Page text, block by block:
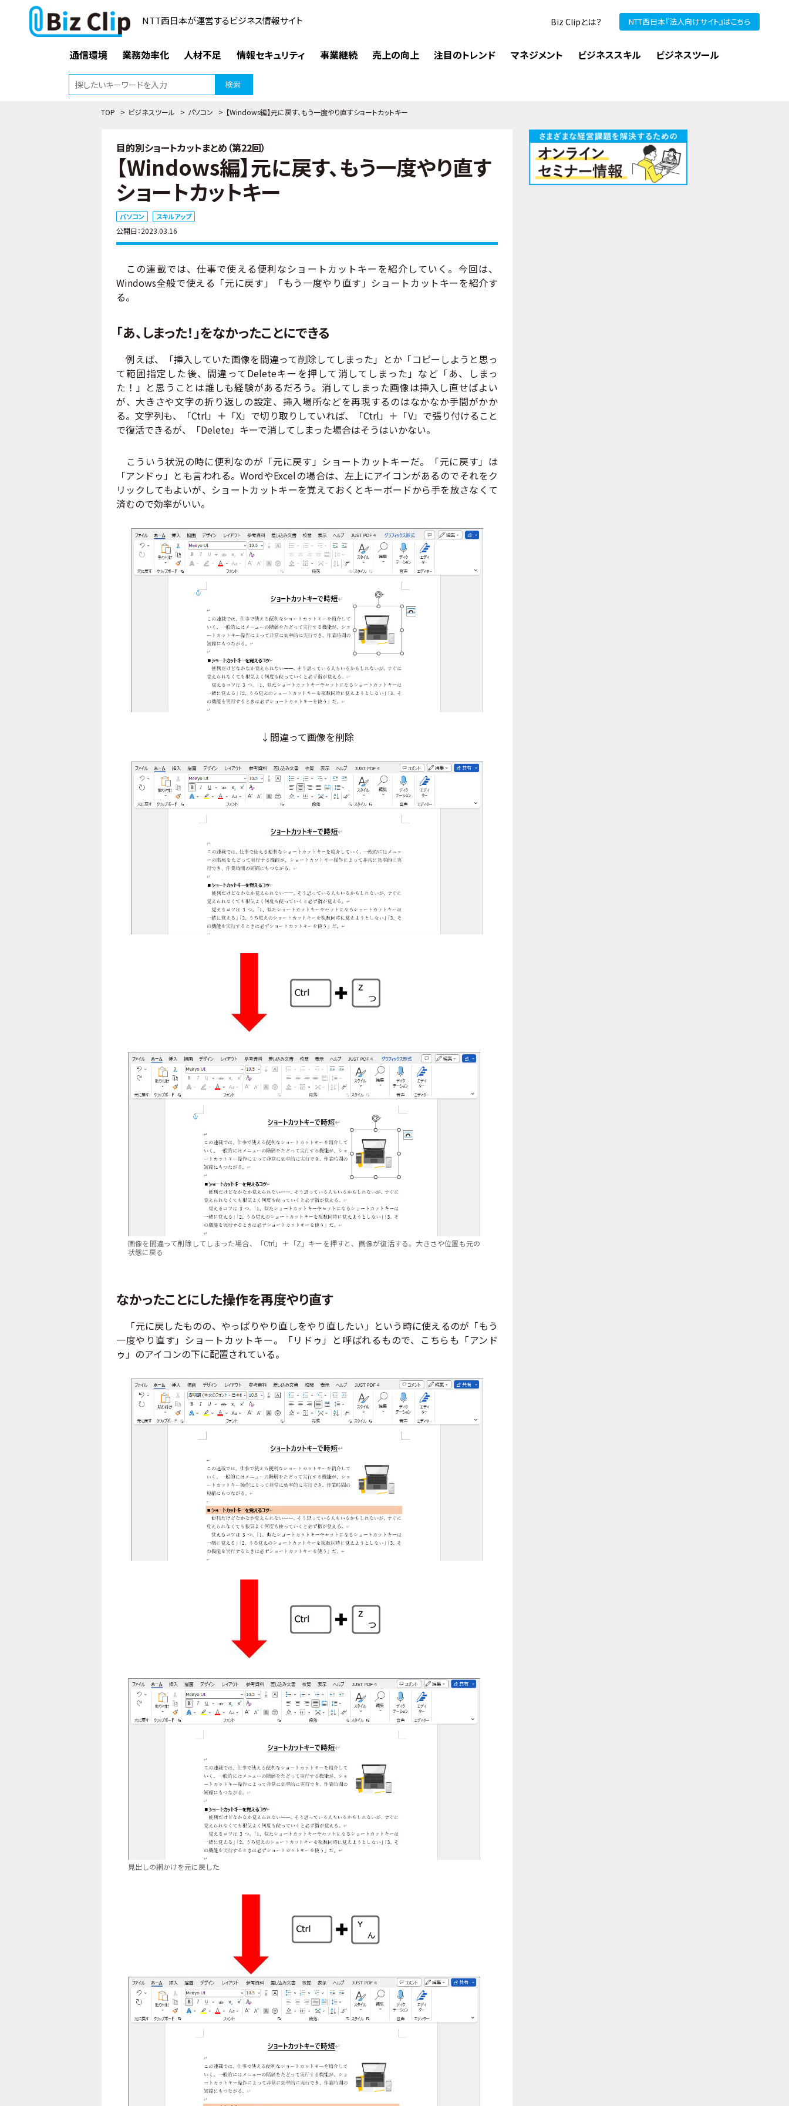
NTT西日本が運営するビジネス情報サイト Biz Clipとは？ NTT西日本『法人向けサイト』はこちら
通信環境 業務効率化 人材不足 情報セキュリティ 事業継続 売上の向上 注目のトレンド マネジメント ビジネススキル ビジネスツール
検索
TOP > ビジネスツール > パソコン > 【Windows編】元に戻す、もう一度やり直すショートカットキー
目的別ショートカットまとめ（第22回）
【Windows編】元に戻す、もう一度やり直す
ショートカットキー
パソコン スキルアップ
公開日：2023.03.16
この連載では、仕事で使える便利なショートカットキーを紹介していく。今回は、
Windows全般で使える「元に戻す」「もう一度やり直す」ショートカットキーを紹介す
る。
「あ、しまった！」をなかったことにできる
例えば、「挿入していた画像を間違って削除してしまった」とか「コピーしようと思っ
て範囲指定した後、間違ってDeleteキーを押して消してしまった」など「あ、しまっ
た！」と思うことは誰しも経験があるだろう。消してしまった画像は挿入し直せばよい
が、大きさや文字の折り返しの設定、挿入場所などを再現するのはなかなか手間がかか
る。文字列も、「Ctrl」＋「X」で切り取りしていれば、「Ctrl」＋「V」で張り付けること
で復活できるが、「Delete」キーで消してしまった場合はそうはいかない。
こういう状況の時に便利なのが「元に戻す」ショートカットキーだ。「元に戻す」は
「アンドゥ」とも言われる。WordやExcelの場合は、左上にアイコンがあるのでそれをク
リックしてもよいが、ショートカットキーを覚えておくとキーボードから手を放さなくて
済むので効率がいい。
↓間違って画像を削除
画像を間違って削除してしまった場合、「Ctrl」＋「Z」キーを押すと、画像が復活する。大きさや位置も元の
状態に戻る
なかったことにした操作を再度やり直す
「元に戻したものの、やっぱりやり直しをやり直したい」という時に使えるのが「もう
一度やり直す」ショートカットキー。「リドゥ」と呼ばれるもので、こちらも「アンド
ゥ」のアイコンの下に配置されている。
見出しの網かけを元に戻した